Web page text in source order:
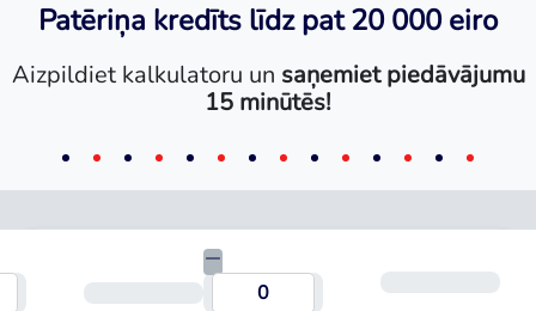
Patēriņa kredīts līdz pat 20 000 eiro
Aizpildiet kalkulatoru un saņemiet piedāvājumu
15 minūtēs!
Termiņš